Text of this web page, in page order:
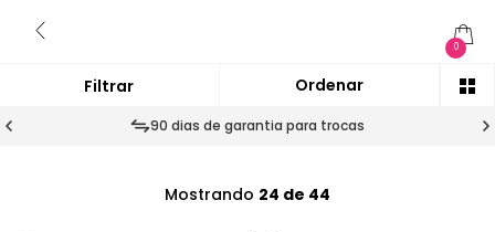
0
90 dias de garantia para trocas
Mostrando 24 de 44